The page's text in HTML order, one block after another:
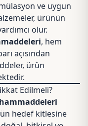
ve uygun
ürünün
olur.
, hem
açısından
ürün
Edilmeli?
hedef kitlesine